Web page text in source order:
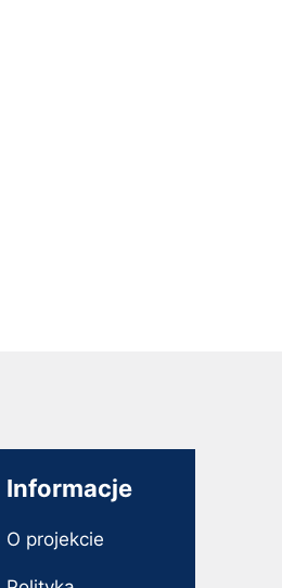
Informacje
O projekcie